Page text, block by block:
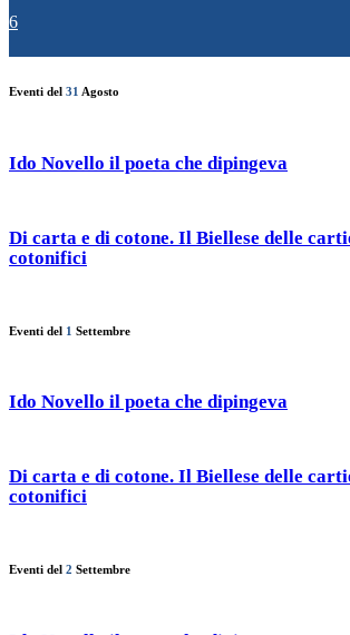
6
Eventi del 31 Agosto
Ido Novello il poeta che dipingeva
Di carta e di cotone. Il Biellese delle
cotonifici
Eventi del 1 Settembre
Ido Novello il poeta che dipingeva
Di carta e di cotone. Il Biellese delle
cotonifici
Eventi del 2 Settembre